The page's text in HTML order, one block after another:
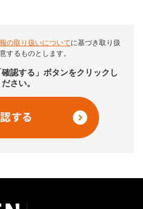
の取り扱いについてに基づき取り扱
するものとします。
確認する」ボタンをクリックし
さい。